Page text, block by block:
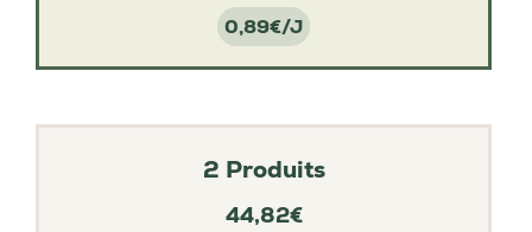
0,89€/J
2 Produits
44,82€